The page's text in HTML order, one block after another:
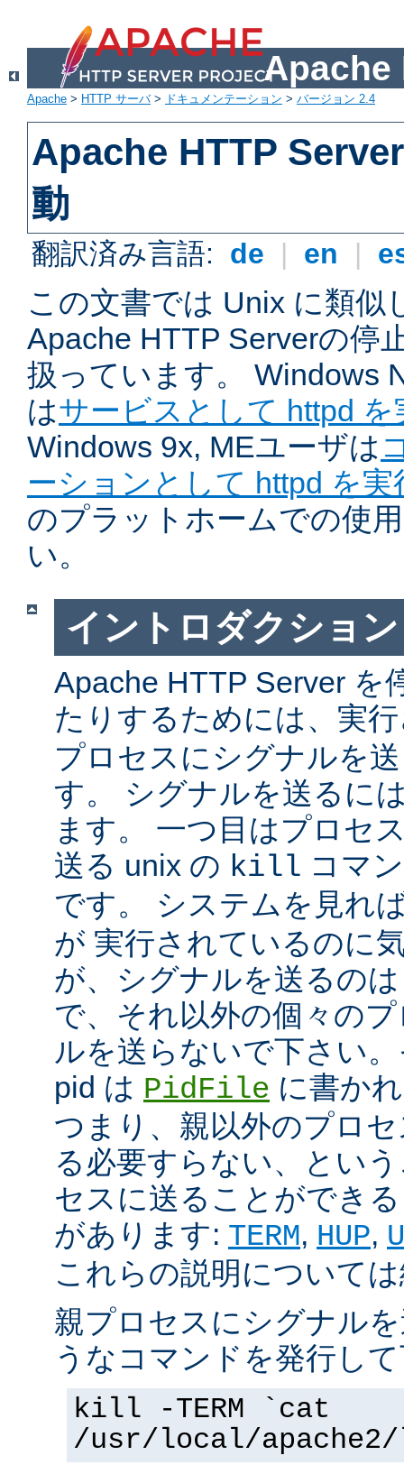
Apache
Apache > HTTP サーバ> ドキュメンテーション > バージョン 2.4
Apache HTTP
動
翻訳済み言語: de | en |
この文書では Unix に類似
Apache HTTP Serverの停
扱っています。 Windows
はサービスとして httpd を
Windows 9x, MEユーザは
ーションとして httpd を実
のプラットホームでの使
い。
イントロダクション
Apache HTTP Server を
たりするためには、実
プロセスにシグナルを
す。 シグナルを送るに
ます。 一つ目はプロセ
送る unix の kill コマ
です。 システムを見れ
が 実行されているのに
が、シグナルを送るの
で、それ以外の個々の
ルを送らないで下さい
pid は PidFile に書か
つまり、親以外のプロ
る必要すらない、とい
セスに送ることができ
があります: TERM, HUP,
これらの説明について
親プロセスにシグナル
うなコマンドを発行し
kill -TERM `cat
/usr/local/